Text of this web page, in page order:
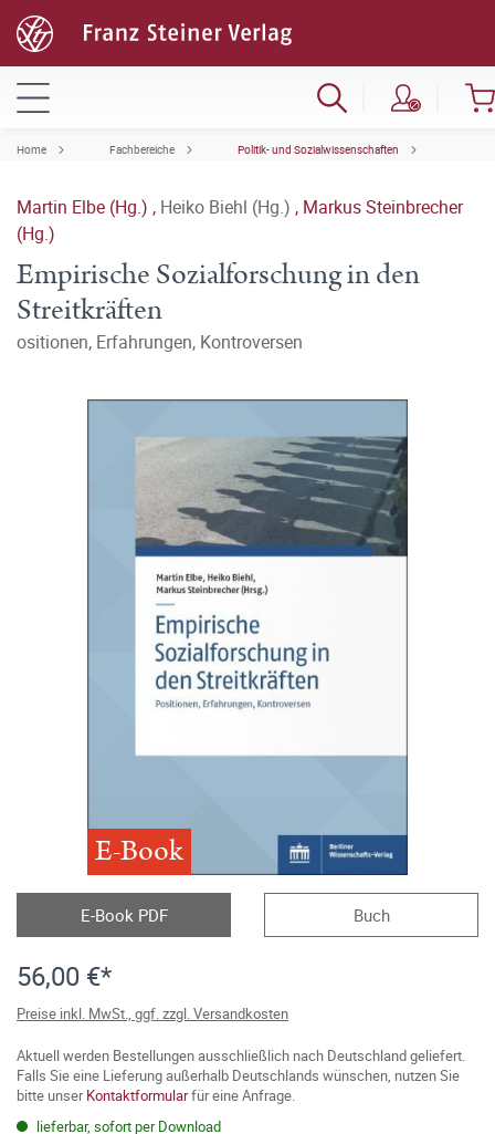
Home Fachbereiche Politik- und Sozialwissenschaften
Martin Elbe (Hg.) , Heiko Biehl (Hg.) , Markus Steinbrecher
(Hg.)
Empirische Sozialforschung in den
Streitkräften
ositionen, Erfahrungen, Kontroversen
E-Book
E-Book PDF Buch
56,00 €*
Preise inkl. MwSt., ggf. zzgl. Versandkosten
Aktuell werden Bestellungen ausschließlich nach Deutschland geliefert.
Falls Sie eine Lieferung außerhalb Deutschlands wünschen, nutzen Sie
bitte unserKontaktformularfür eine Anfrage.
lieferbar, sofort per Download